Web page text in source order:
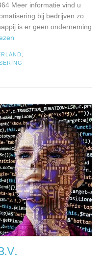
Meer informatie vind u
bij bedrijven zo
is er geen onderneming